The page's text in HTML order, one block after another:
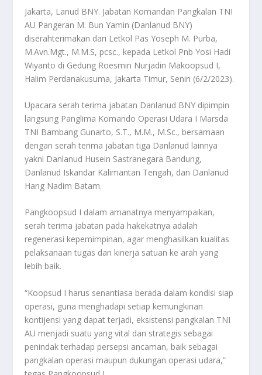
Jakarta, Lanud BNY. Jabatan Komandan Pangkalan TNI
AU Pangeran M. Bun Yamin (Danlanud BNY)
diserahterimakan dari Letkol Pas Yoseph M. Purba,
M.Avn.Mgt., M.M.S, pcsc., kepada Letkol Pnb Yosi Hadi
Wiyanto di Gedung Roesmin Nurjadin Makoopsud I,
Halim Perdanakusuma, Jakarta Timur, Senin (6/2/2023).
Upacara serah terima jabatan Danlanud BNY dipimpin
langsung Panglima Komando Operasi Udara I Marsda
TNI Bambang Gunarto, S.T., M.M., M.Sc., bersamaan
dengan serah terima jabatan tiga Danlanud lainnya
yakni Danlanud Husein Sastranegara Bandung,
Danlanud Iskandar Kalimantan Tengah, dan Danlanud
Hang Nadim Batam.
Pangkoopsud I dalam amanatnya menyampaikan,
serah terima jabatan pada hakekatnya adalah
regenerasi kepemimpinan, agar menghasilkan kualitas
pelaksanaan tugas dan kinerja satuan ke arah yang
lebih baik.
“Koopsud I harus senantiasa berada dalam kondisi siap
operasi, guna menghadapi setiap kemungkinan
kontijensi yang dapat terjadi, eksistensi pangkalan TNI
AU menjadi suatu yang vital dan strategis sebagai
penindak terhadap persepsi ancaman, baik sebagai
pangkalan operasi maupun dukungan operasi udara,”